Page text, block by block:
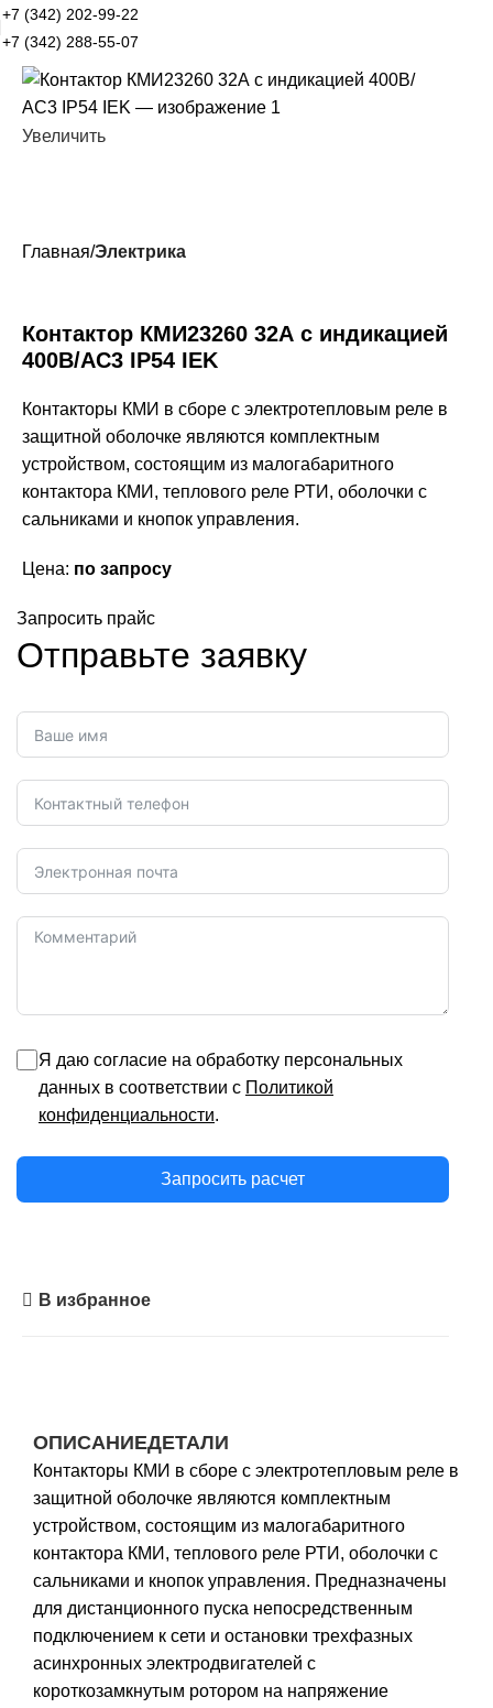
+7 (342) 202-99-22
+7 (342) 288-55-07
Увеличить
Главная Электрика
Контактор КМИ23260 32А с индикацией
400В/АС3 IP54 IEK
Контакторы КМИ в сборе с электротепловым реле в
защитной оболочке являются комплектным
устройством, состоящим из малогабаритного
контактора КМИ, теплового реле РТИ, оболочки с
сальниками и кнопок управления.
Цена: по запросу
Запросить прайс
Отправьте заявку
Я даю согласие на обработку персональных
данных в соответствии с Политикой
конфиденциальности.
Запросить расчет
В избранное
ОПИСАНИЕДЕТАЛИ
Контакторы КМИ в сборе с электротепловым реле в
защитной оболочке являются комплектным
устройством, состоящим из малогабаритного
контактора КМИ, теплового реле РТИ, оболочки с
сальниками и кнопок управления. Предназначены
для дистанционного пуска непосредственным
подключением к сети и остановки трехфазных
асинхронных электродвигателей с
короткозамкнутым ротором на напряжение